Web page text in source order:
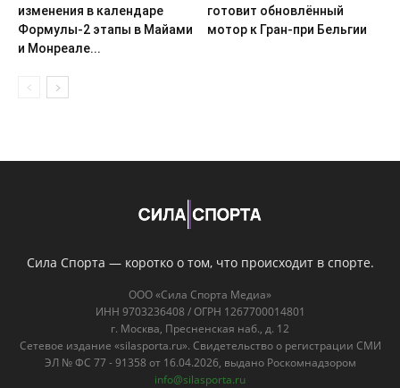
изменения в календаре
Формулы-2 этапы в Майами
и Монреале...
готовит обновлённый
мотор к Гран-при Бельгии
Сила Спорта — коротко о том, что происходит в спорте.
ООО «Сила Спорта Медиа»
ИНН 9703236408 / ОГРН 1267700014801
г. Москва, Пресненская наб., д. 12
Сетевое издание «silasporta.ru». Свидетельство о регистрации СМИ
ЭЛ № ФС 77 - 91358 от 16.04.2026, выдано Роскомнадзором
info@silasporta.ru